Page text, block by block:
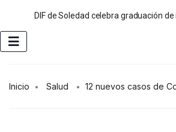
DIF de Soledad celebra graduación
Inicio Salud 12 nuevos casos de